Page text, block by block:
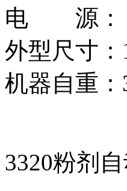
电 源：
外型尺寸：
机器自重：
3320粉剂